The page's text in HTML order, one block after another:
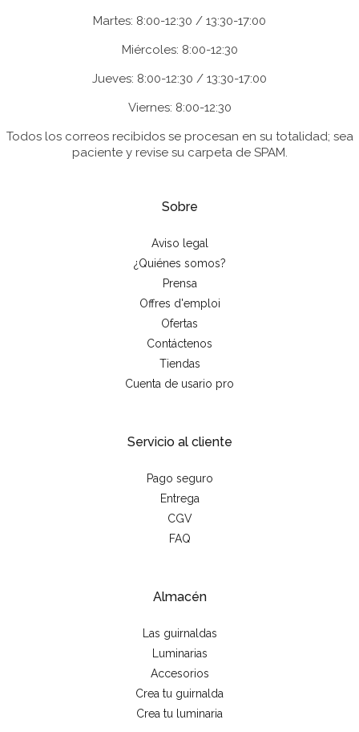
Martes: 8:00-12:30 / 13:30-17:00
Miércoles: 8:00-12:30
Jueves: 8:00-12:30 / 13:30-17:00
Viernes: 8:00-12:30
Todos los correos recibidos se procesan en su totalidad; sea
paciente y revise su carpeta de SPAM.
Sobre
Aviso legal
¿Quiénes somos?
Prensa
Offres d'emploi
Ofertas
Contáctenos
Tiendas
Cuenta de usario pro
Servicio al cliente
Pago seguro
Entrega
CGV
FAQ
Almacén
Las guirnaldas
Luminarias
Accesorios
Crea tu guirnalda
Crea tu luminaria